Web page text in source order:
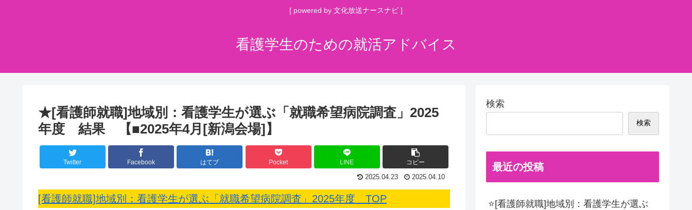
[ powered by 文化放送ナースナビ ]
看護学生のための就活アドバイス
★[看護師就職]地域別：看護学生が選ぶ「就職希望病院調査」2025
年度 結果 【■2025年4月[新潟会場]】
Twitter Facebook はてブ Pocket LINE コピー
2025.04.23 2025.04.10
[看護師就職]地域別：看護学生が選ぶ「就職希望病院調査」2025年度 TOP
検索
検索
最近の投稿
⭐[看護師就職]地域別：看護学生が選ぶ